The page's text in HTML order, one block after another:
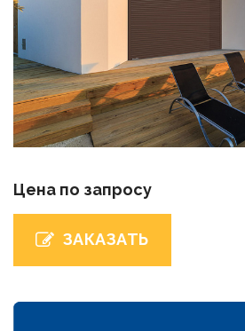
Цена по запросу
ЗАКАЗАТЬ